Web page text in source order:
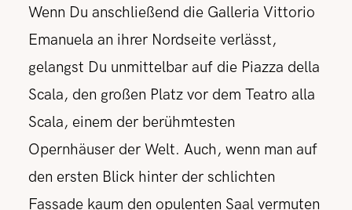
Wenn Du anschließend die Galleria Vittorio
Emanuela an ihrer Nordseite verlässt,
gelangst Du unmittelbar auf die Piazza della
Scala, den großen Platz vor dem Teatro alla
Scala, einem der berühmtesten
Opernhäuser der Welt. Auch, wenn man auf
den ersten Blick hinter der schlichten
Fassade kaum den opulenten Saal vermuten